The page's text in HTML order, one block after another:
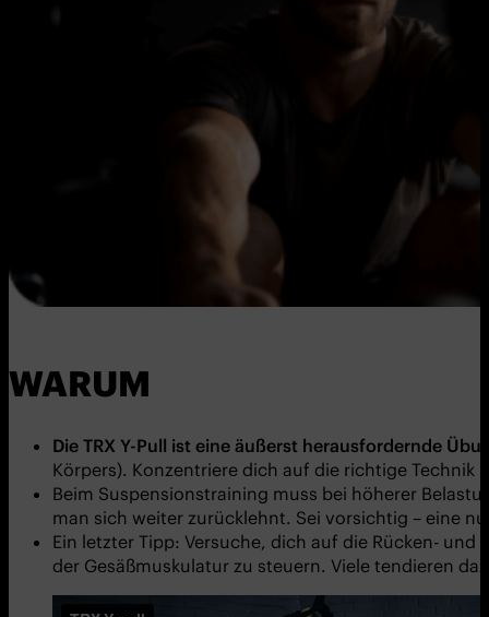
WARUM
Die TRX Y-Pull ist eine äußerst herausfordernde
Körpers). Konzentriere dich auf die richtige
Beim Suspensionstraining muss bei höherer
man sich weiter zurücklehnt. Sei vorsichtig – eine
Ein letzter Tipp: Versuche, dich auf die Rücken-
der Gesäßmuskulatur zu steuern. Viele tendieren